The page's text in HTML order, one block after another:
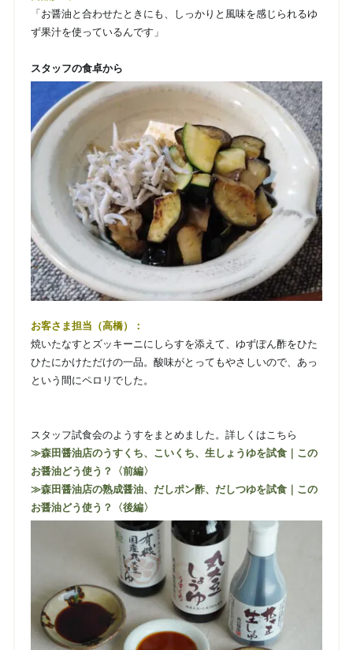
「お醤油と合わせたときにも、しっかりと風味を感じられるゆ
ず果汁を使っているんです」
スタッフの食卓から
お客さま担当（高橋）：
焼いたなすとズッキーニにしらすを添えて、ゆずぽん酢をひた
ひたにかけただけの一品。酸味がとってもやさしいので、あっ
という間にペロリでした。
スタッフ試食会のようすをまとめました。詳しくはこちら
≫森田醤油店のうすくち、こいくち、生しょうゆを試食｜この
お醤油どう使う？〈前編〉
≫森田醤油店の熟成醤油、だしポン酢、だしつゆを試食｜この
お醤油どう使う？〈後編〉